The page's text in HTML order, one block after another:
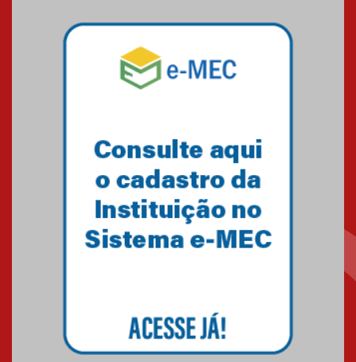
04.08.2026
Como o Colégio Mackenzie
Brasília prepara seus
Como os pais podem investir
na educação dos filhos além da
escola
docentes para debater
inovação e desafios da
educação superior
04.08.2026